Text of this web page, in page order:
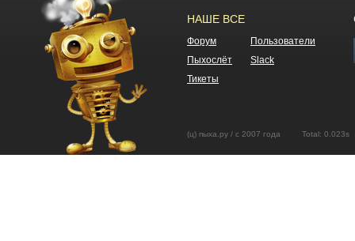
НАШЕ ВСЕ
Форум
Пользователи
Пыхослёт
Slack
Тикеты
(ц) пыха.ру / с 2007 года Total: